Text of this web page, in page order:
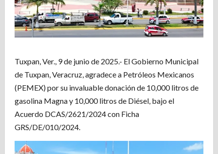
Tuxpan, Ver., 9 de junio de 2025.- El Gobierno Municipal
de Tuxpan, Veracruz, agradece a Petróleos Mexicanos
(PEMEX) por su invaluable donación de 10,000 litros de
gasolina Magna y 10,000 litros de Diésel, bajo el
Acuerdo DCAS/2621/2024 con Ficha
GRS/DE/010/2024.